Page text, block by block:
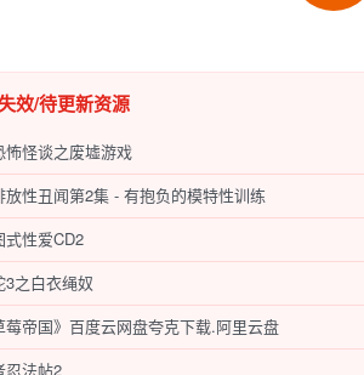
效/待更新资源
怖怪谈之废墟游戏
放性丑闻第2集 - 有抱负的模特性训练
式性爱CD2
3之白衣绳奴
莓帝国》百度云网盘夸克下载.阿里云盘
忍法帖2